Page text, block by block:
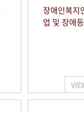
장애인복지
업 및 장애